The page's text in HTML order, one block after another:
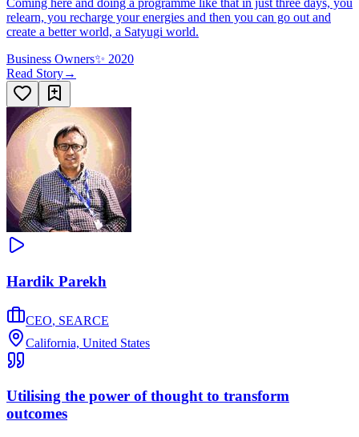
Coming here and doing a programme like that in just three days, you
relearn, you recharge your energies and then you can go out and
create a better world, a Satyugi world.
Business Owners✨ 2020
Read Story→
Hardik Parekh
CEO, SEARCE
California, United States
Utilising the power of thought to transform
outcomes